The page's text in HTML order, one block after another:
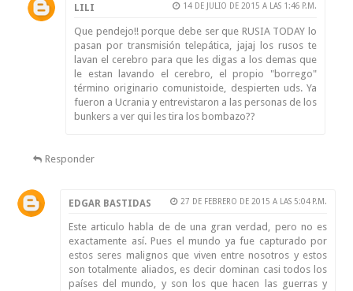
LILI 14 DE JULIO DE 2015 A LAS 1:46 P.M.
Que pendejo!! porque debe ser que RUSIA TODAY lo
pasan por transmisión telepática, jajaj los rusos te
lavan el cerebro para que les digas a los demas que
le estan lavando el cerebro, el propio "borrego"
término originario comunistoide, despierten uds. Ya
fueron a Ucrania y entrevistaron a las personas de los
bunkers a ver qui les tira los bombazo??
Responder
EDGAR BASTIDAS 27 DE FEBRERO DE 2015 A LAS 5:04 P.M.
Este articulo habla de de una gran verdad, pero no es
exactamente así. Pues el mundo ya fue capturado por
estos seres malignos que viven entre nosotros y estos
son totalmente aliados, es decir dominan casi todos los
países del mundo, y son los que hacen las guerras y